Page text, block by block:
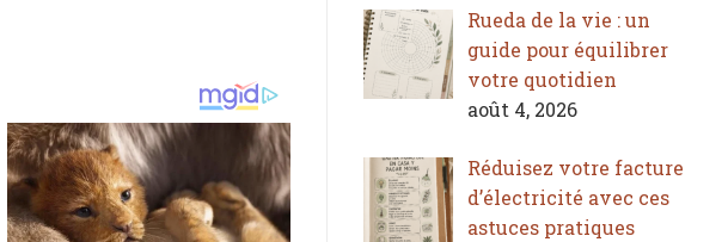
Rueda de la vie : un
guide pour équilibrer
votre quotidien
août 4, 2026
Réduisez votre facture
d’électricité avec ces
astuces pratiques